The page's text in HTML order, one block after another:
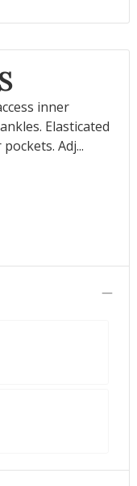
inner
Elasticated
Adj...